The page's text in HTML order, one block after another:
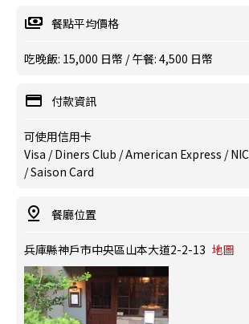
餐點平均價格
吃晚飯: 15,000 日幣 / 午餐: 4,500 日幣
付款資訊
可使用信用卡
Visa / Diners Club / American Express /
/ Saison Card
餐廳位置
兵庫縣神戶市中央區山本大道2-2-13 地圖